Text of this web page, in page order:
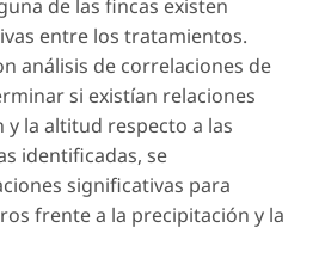
de las fincas existen
entre los tratamientos.
análisis de correlaciones de
si existían relaciones
la altitud respecto a las
identificadas, se
significativas para
frente a la precipitación y la